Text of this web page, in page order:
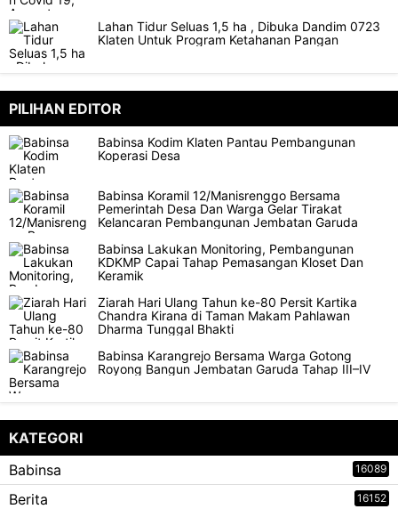
Lahan Tidur Seluas 1,5 ha , Dibuka Dandim 0723
Klaten Untuk Program Ketahanan Pangan
PILIHAN EDITOR
Babinsa Kodim Klaten Pantau Pembangunan
Koperasi Desa
Babinsa Koramil 12/Manisrenggo Bersama
Pemerintah Desa Dan Warga Gelar Tirakat
Kelancaran Pembangunan Jembatan Garuda
Babinsa Lakukan Monitoring, Pembangunan
KDKMP Capai Tahap Pemasangan Kloset Dan
Keramik
Ziarah Hari Ulang Tahun ke-80 Persit Kartika
Chandra Kirana di Taman Makam Pahlawan
Dharma Tunggal Bhakti
Babinsa Karangrejo Bersama Warga Gotong
Royong Bangun Jembatan Garuda Tahap III–IV
KATEGORI
Babinsa
16089
Berita 16152